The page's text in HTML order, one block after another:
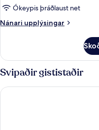
Compact
Single
Window(Compact
Cabin)
Ókeypis þráðlaust net
Nánari upplýsingar
Nánari
Single
Room
Without
Window(Compact
Cabin)
Svipaðir gististaðir
Hotel C Stockholm